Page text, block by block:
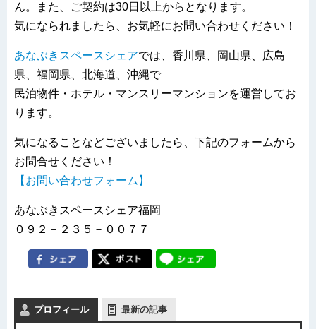
ん。また、ご契約は30日以上からとなります。
気になられましたら、お気軽にお問い合わせください！
あなぶきスペースシェアでは、香川県、岡山県、広島
県、福岡県、北海道、沖縄で
民泊物件・ホテル・マンスリーマンションを運営してお
ります。
気になることなどございましたら、下記のフォームから
お問合せください！
【お問い合わせフォーム】
あなぶきスペースシェア福岡
０９２－２３５－００７７
プロフィール 最新の記事